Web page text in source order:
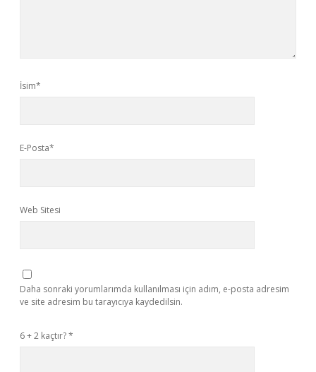
İsim*
E-Posta*
Web Sitesi
Daha sonraki yorumlarımda kullanılması için adım, e-posta adresim
ve site adresim bu tarayıcıya kaydedilsin.
6 + 2 kaçtır?*